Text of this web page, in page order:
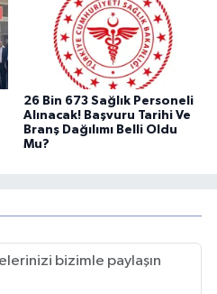
26 Bin 673 Sağlık Personeli
Alınacak! Başvuru Tarihi Ve
Branş Dağılımı Belli Oldu
Mu?